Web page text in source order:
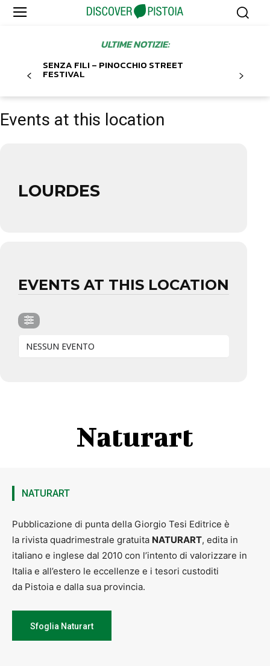
ULTIME NOTIZIE:
SENZA FILI – PINOCCHIO STREET
FESTIVAL
Events at this location
LOURDES
EVENTS AT THIS LOCATION
NESSUN EVENTO
Naturart
NATURART
Pubblicazione di punta della Giorgio Tesi Editrice è
la rivista quadrimestrale gratuita NATURART, edita in
italiano e inglese dal 2010 con l’intento di valorizzare in
Italia e all’estero le eccellenze e i tesori custoditi
da Pistoia e dalla sua provincia.
Sfoglia Naturart